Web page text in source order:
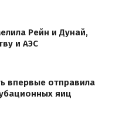
Рейн и Дунай,
и АЭС
впервые отправила
яиц